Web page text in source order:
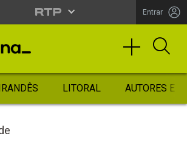
Entrar
LITORAL AUTORES